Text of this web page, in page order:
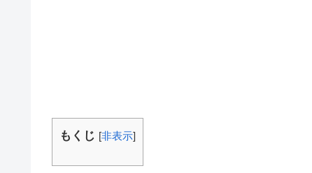
もくじ [非表示]